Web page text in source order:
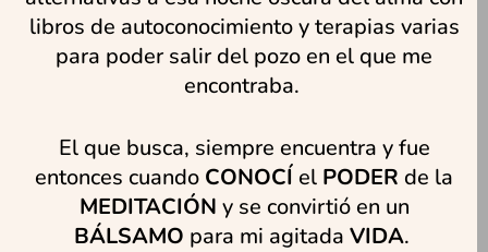
libros de autoconocimiento y terapias varias
para poder salir del pozo en el que me
encontraba.
El que busca, siempre encuentra y fue
entonces cuando CONOCÍ el PODER de la
MEDITACIÓN y se convirtió en un
BÁLSAMO para mi agitada VIDA.